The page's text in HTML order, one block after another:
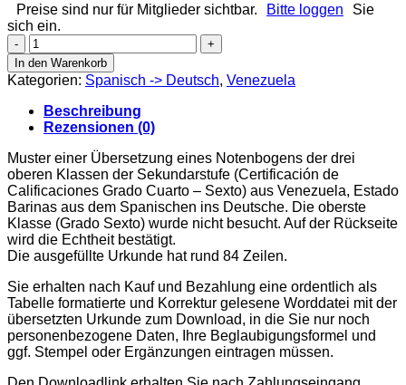
Preise sind nur für Mitglieder sichtbar. Bitte loggen
Sie
sich ein.
Educación
Media
General
en
Ciencias
Certificación
de
Calificaciones
Grado
Cuarto
-
Sexto
(Venezuela)
Menge
In den Warenkorb
Kategorien: Spanisch -> Deutsch, Venezuela
Beschreibung
Rezensionen (0)
Muster einer Übersetzung eines Notenbogens der drei
oberen Klassen der Sekundarstufe (Certificación de
Calificaciones Grado Cuarto – Sexto) aus Venezuela, Estado
Barinas aus dem Spanischen ins Deutsche. Die oberste
Klasse (Grado Sexto) wurde nicht besucht. Auf der Rückseite
wird die Echtheit bestätigt.
Die ausgefüllte Urkunde hat rund 84 Zeilen.
Sie erhalten nach Kauf und Bezahlung eine ordentlich als
Tabelle formatierte und Korrektur gelesene Worddatei mit der
übersetzten Urkunde zum Download, in die Sie nur noch
personenbezogene Daten, Ihre Beglaubigungsformel und
ggf. Stempel oder Ergänzungen eintragen müssen.